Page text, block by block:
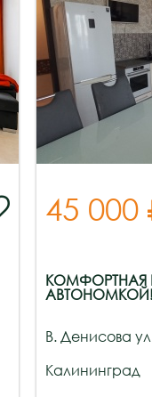
45 000
КОМФОРТНАЯ
АВТОНОМКОЙ!
В. Денисова
Калининград